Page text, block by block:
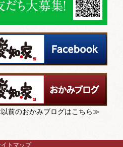
前のおかみブログはこちら≫
トマップ